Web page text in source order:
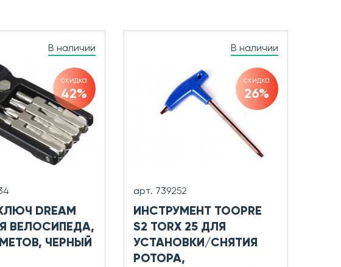
В наличии
скидка
42%
DREAM
ВЕЛОСИПЕДА,
ЧЕРНЫЙ
В наличии
скидка
26%
арт. 739252
ИНСТРУМЕНТ TOOPRE
S2 TORX 25 ДЛЯ
УСТАНОВКИ/СНЯТИЯ
РОТОРА,